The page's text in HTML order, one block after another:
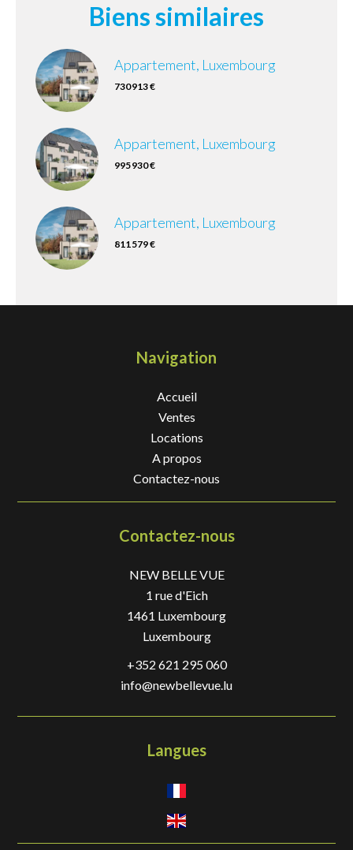
Biens similaires
Appartement, Luxembourg
730 913 €
Appartement, Luxembourg
995 930 €
Appartement, Luxembourg
811 579 €
Navigation
Accueil
Ventes
Locations
A propos
Contactez-nous
Contactez-nous
NEW BELLE VUE
1 rue d'Eich
1461 Luxembourg
Luxembourg
+352 621 295 060
info@newbellevue.lu
Langues